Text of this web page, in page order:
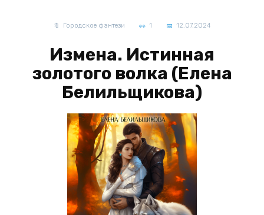
Городское фэнтези 1 12.07.2024
Измена. Истинная
золотого волка (Елена
Белильщикова)